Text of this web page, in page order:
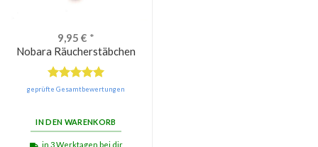
9,95 € *
Nobara Räucherstäbchen
Bewertet
geprüfte Gesamtbewertungen
IN DEN WARENKORB
in 3 Werktagen bei dir